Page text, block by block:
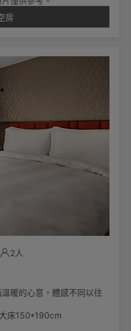
房
2人
暖的心意，體感不同以往
床150*190cm